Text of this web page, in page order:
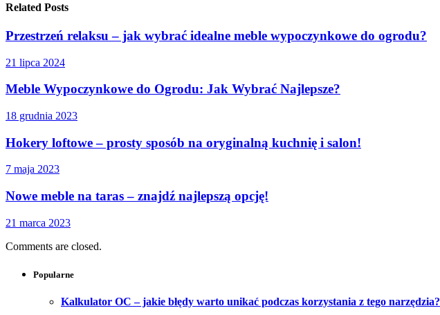
Related Posts
Przestrzeń relaksu – jak wybrać idealne meble wypoczynkowe do ogrodu?
21 lipca 2024
Meble Wypoczynkowe do Ogrodu: Jak Wybrać Najlepsze?
18 grudnia 2023
Hokery loftowe – prosty sposób na oryginalną kuchnię i salon!
7 maja 2023
Nowe meble na taras – znajdź najlepszą opcję!
21 marca 2023
Comments are closed.
Popularne
Kalkulator OC – jakie błędy warto unikać podczas korzystania z tego narzędzia?